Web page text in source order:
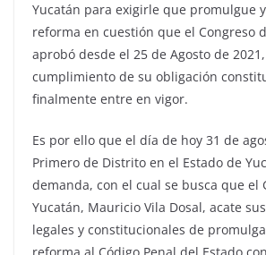
Yucatán para exigirle que promulgue
reforma en cuestión que el Congreso
aprobó desde el 25 de Agosto de
cumplimiento de su obligación
finalmente entre en vigor.
Es por ello que el día de hoy 31 de
Primero de Distrito en el Estado de
demanda, con el cual se busca que el
Yucatán, Mauricio Vila Dosal, acate
legales y constitucionales de